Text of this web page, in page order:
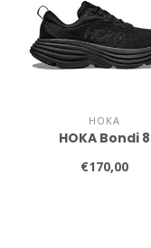
HOKA
HOKA Bondi 8
€170,00